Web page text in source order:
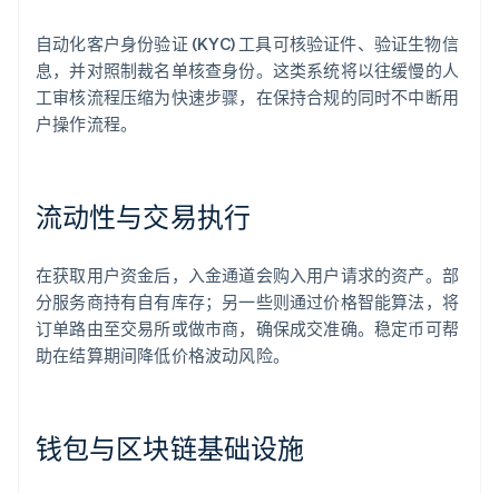
自动化客户身份验证 (KYC) 工具可核验证件、验证生物信
息，并对照制裁名单核查身份。这类系统将以往缓慢的人
工审核流程压缩为快速步骤，在保持合规的同时不中断用
户操作流程。
流动性与交易执行
在获取用户资金后，入金通道会购入用户请求的资产。部
分服务商持有自有库存；另一些则通过价格智能算法，将
订单路由至交易所或做市商，确保成交准确。稳定币可帮
助在结算期间降低价格波动风险。
钱包与区块链基础设施